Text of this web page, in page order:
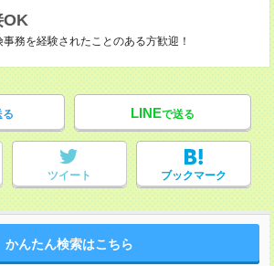
OK
務を経験されたことのある方歓迎！
る LINEで送る
ツイート ブックマーク
かんたん検索はこちら